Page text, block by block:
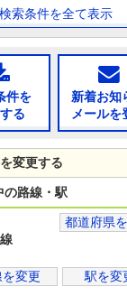
検索条件を全て表示
件を
る
新着お知
メールを
変更する
の路線・駅
都道府県
を変更
駅を変